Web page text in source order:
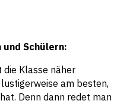
und Schülern:
die Klasse näher
am besten,
Denn dann redet man